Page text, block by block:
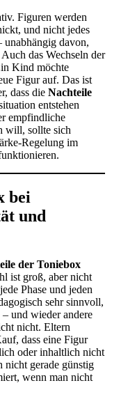
Figuren werden
und nicht jedes
davon,
das Wechseln der
Kind möchte
Figur auf. Das ist
dass die Nachteile
entstehen
empfindliche
will, sollte sich
Regelung im
bei
und
der Toniebox
ist groß, aber nicht
Phase und jeden
sehr sinnvoll,
und wieder andere
nicht. Eltern
dass eine Figur
oder inhaltlich nicht
nicht gerade günstig
wenn man nicht